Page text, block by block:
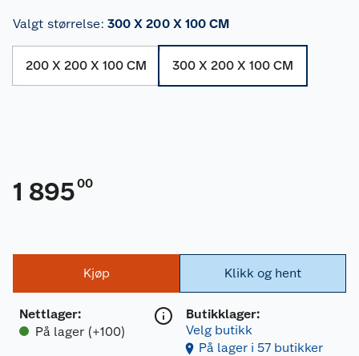
Valgt størrelse: 300 X 200 X 100 CM
200 X 200 X 100 CM 300 X 200 X 100 CM
1 89500
Kjøp
Nettlager:
På lager (+100)
Klikk og hent
Butikklager:
Velg butikk
På lager i 57 butikker